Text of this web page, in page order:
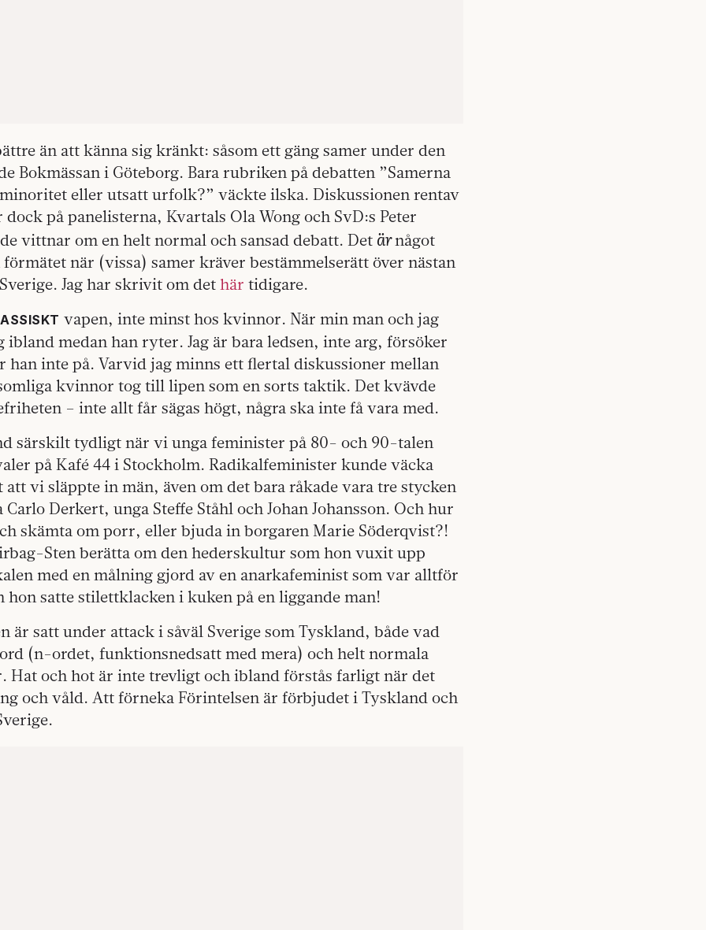
än att känna sig kränkt: såsom ett gäng samer under den
Bokmässan i Göteborg. Bara rubriken på debatten ”Samerna
eller utsatt urfolk?” väckte ilska. Diskussionen rentav
på panelisterna, Kvartals Ola Wong och SvD:s Peter
vittnar om en helt normal och sansad debatt. Det ärnågot
när (vissa) samer kräver bestämmelserätt över nästan
Jag har skrivit om det här tidigare.
vapen, inte minst hos kvinnor. När min man och jag
ibland medan han ryter. Jag är bara ledsen, inte arg, försöker
han inte på. Varvid jag minns ett flertal diskussioner mellan
kvinnor tog till lipen som en sorts taktik. Det kvävde
– inte allt får sägas högt, några ska inte få vara med.
särskilt tydligt när vi unga feminister på 80- och 90-talen
på Kafé 44 i Stockholm. Radikalfeminister kunde väcka
vi släppte in män, även om det bara råkade vara tre stycken
Derkert, unga Steffe Ståhl och Johan Johansson. Och hur
skämta om porr, eller bjuda in borgaren Marie Söderqvist?!
Sten berätta om den hederskultur som hon vuxit upp
med en målning gjord av en anarkafeminist som var alltför
hon satte stilettklacken i kuken på en liggande man!
är satt under attack i såväl Sverige som Tyskland, både vad
(n-ordet, funktionsnedsatt med mera) och helt normala
Hat och hot är inte trevligt och ibland förstås farligt när det
och våld. Att förneka Förintelsen är förbjudet i Tyskland och